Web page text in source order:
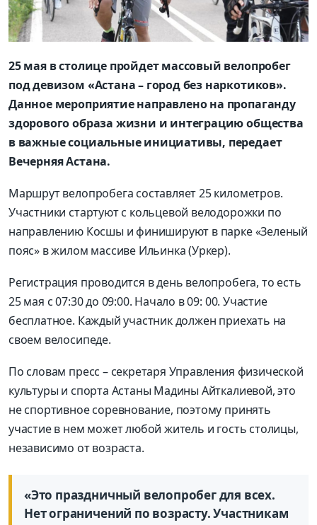
25 мая в столице пройдет массовый велопробег
под девизом «Астана – город без наркотиков».
Данное мероприятие направлено на пропаганду
здорового образа жизни и интеграцию общества
в важные социальные инициативы, передает
Вечерняя Астана.
Маршрут велопробега составляет 25 километров.
Участники стартуют с кольцевой велодорожки по
направлению Косшы и финишируют в парке «Зеленый
пояс» в жилом массиве Ильинка (Уркер).
Регистрация проводится в день велопробега, то есть
25 мая с 07:30 до 09:00. Начало в 09: 00. Участие
бесплатное. Каждый участник должен приехать на
своем велосипеде.
По словам пресс – секретаря Управления физической
культуры и спорта Астаны Мадины Айткалиевой, это
не спортивное соревнование, поэтому принять
участие в нем может любой житель и гость столицы,
независимо от возраста.
«Это праздничный велопробег для всех.
Нет ограничений по возрасту. Участникам